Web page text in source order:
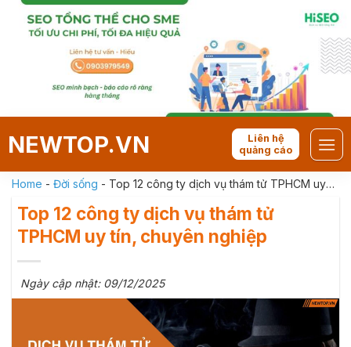
Skip
NEWTOP.VN
Liên hệ
quảng cáo
Home - Đời sống - Top 12 công ty dịch vụ thám tử TPHCM uy
Top 12 công ty dịch vụ thám tử
TPHCM uy tín, chuyên nghiệp
Ngày cập nhật: 09/12/2025